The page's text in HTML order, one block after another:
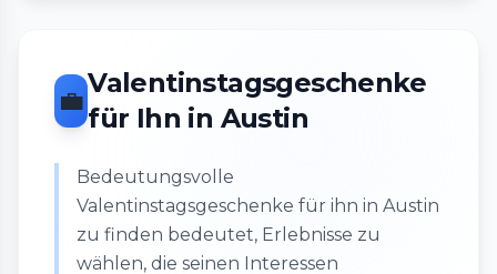
💼
Valentinstagsgeschenke
für Ihn in Austin
Bedeutungsvolle
Valentinstagsgeschenke für ihn in Austin
zu finden bedeutet, Erlebnisse zu
wählen, die seinen Interessen